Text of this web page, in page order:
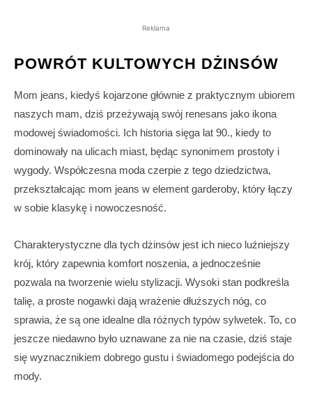
Reklama
POWRÓT KULTOWYCH DŻINSÓW
Mom jeans, kiedyś kojarzone głównie z praktycznym ubiorem
naszych mam, dziś przeżywają swój renesans jako ikona
modowej świadomości. Ich historia sięga lat 90., kiedy to
dominowały na ulicach miast, będąc synonimem prostoty i
wygody. Współczesna moda czerpie z tego dziedzictwa,
przekształcając mom jeans w element garderoby, który łączy
w sobie klasykę i nowoczesność.
Charakterystyczne dla tych dżinsów jest ich nieco luźniejszy
krój, który zapewnia komfort noszenia, a jednocześnie
pozwala na tworzenie wielu stylizacji. Wysoki stan podkreśla
talię, a proste nogawki dają wrażenie dłuższych nóg, co
sprawia, że są one idealne dla różnych typów sylwetek. To, co
jeszcze niedawno było uznawane za nie na czasie, dziś staje
się wyznacznikiem dobrego gustu i świadomego podejścia do
mody.